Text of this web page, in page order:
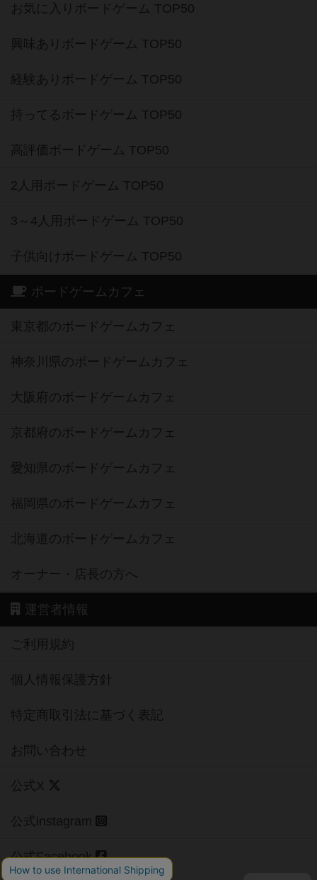
お気に入りボードゲーム TOP50
興味ありボードゲーム TOP50
経験ありボードゲーム TOP50
持ってるボードゲーム TOP50
高評価ボードゲーム TOP50
2人用ボードゲーム TOP50
3～4人用ボードゲーム TOP50
子供向けボードゲーム TOP50
ボードゲームカフェ
東京都のボードゲームカフェ
神奈川県のボードゲームカフェ
大阪府のボードゲームカフェ
京都府のボードゲームカフェ
愛知県のボードゲームカフェ
福岡県のボードゲームカフェ
北海道のボードゲームカフェ
オーナー・店長の方へ
運営者情報
ご利用規約
個人情報保護方針
特定商取引法に基づく表記
お問い合わせ
公式X
公式instagram
公式Facebook